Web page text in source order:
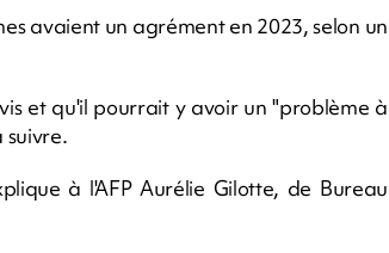
avaient un agrément en 2023, selon un
et qu'il pourrait y avoir un "problème à
suivre.
à l'AFP Aurélie Gilotte, de Bureau